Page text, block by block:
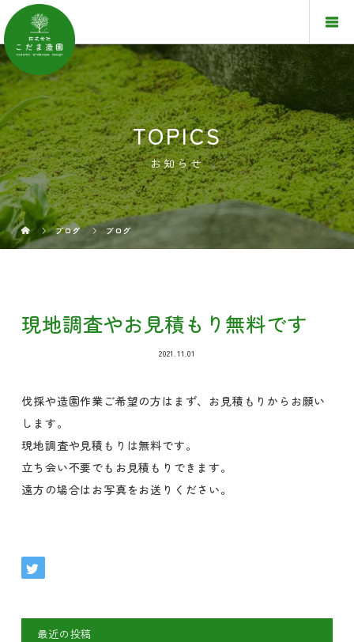
TOPICS
お知らせ
ブログ ブログ
現地調査やお見積もり無料です
2021.11.01
伐採や造園作業ご希望の方はまず、お見積もりからお願い
します。
現地調査や見積もりは無料です。
立ち会い不要でもお見積もりできます。
遠方の場合はお写真をお送りください。
最近の投稿